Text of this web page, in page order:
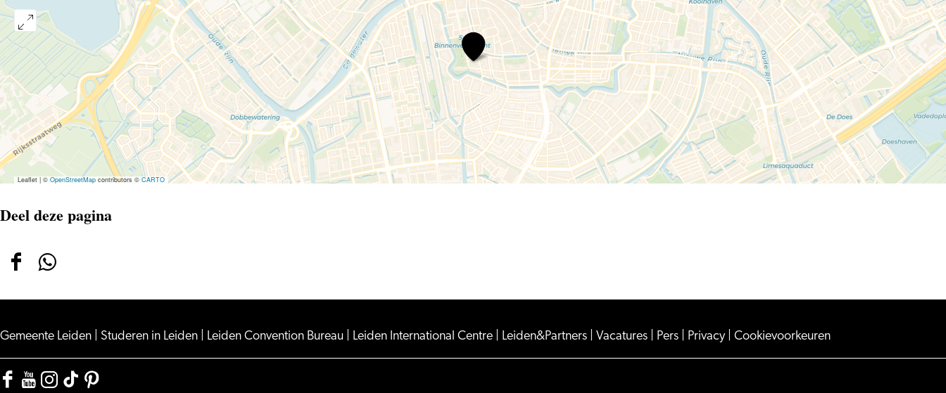
St.
Annahofje
Leaflet|©OpenStreetMapcontributors ©CARTO
Deel deze pagina
Deel
op
Facebook
Deel
op
WhatsApp
Gemeente Leiden Studeren in Leiden Leiden Convention Bureau Leiden International Centre Leiden&Partners Vacatures Pers Privacy Cookievoorkeuren
Facebook
YouTube
Instagram
TikTokPinterest